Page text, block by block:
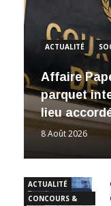
ACTUALITÉ
Affaire
parquet
lieu
8 Août 2026
ACTUALITÉ
CONCOURS &